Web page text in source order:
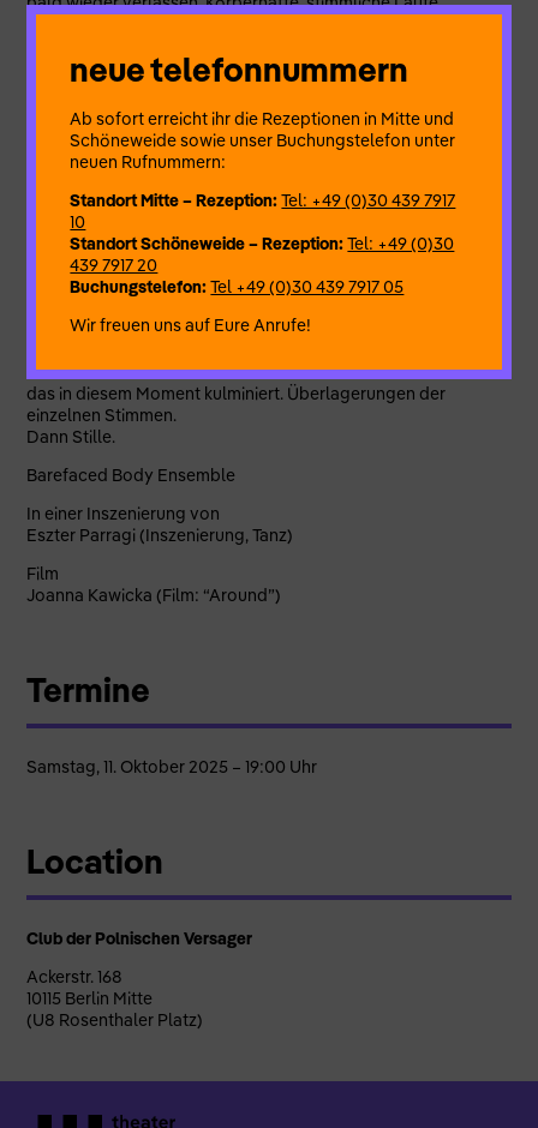
Tiere erinnernd (wie Insekten, wie ein Rufen). Beißend,
reißend, perlend.
……………… Katarzyna Wasiak (Klavier)
Explosiv.
Ein Schwirren. Schweben.
……………… Fumihiro Ono (Percussion)
Erschaffen eines Kosmos, ineinander verwoben. Erinnert.
……………… Sonja Riegert (Stimme)
das in diesem Moment kulminiert. Überlagerungen der
einzelnen Stimmen.
Dann Stille.
Barefaced Body Ensemble
In einer Inszenierung von
Eszter Parragi (Inszenierung, Tanz)
Film
Joanna Kawicka (Film: “Around”)
Termine
Samstag, 11. Oktober 2025 – 19:00 Uhr
Location
Club der Polnischen Versager
Ackerstr. 168
10115 Berlin Mitte
(U8 Rosenthaler Platz)
neue telefonnummern
Ab sofort erreicht ihr die Rezeptionen in Mitte und
Schöneweide sowie unser Buchungstelefon unter
neuen Rufnummern:
Standort Mitte – Rezeption:Tel: +49 (0)30 439 7917
10
Standort Schöneweide – Rezeption:Tel: +49 (0)30
439 7917 20
Buchungstelefon:Tel +49 (0)30 439 7917 05
Wir freuen uns auf Eure Anrufe!